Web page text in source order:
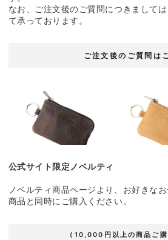
なお、ご注文後のご質問につきまして
て承っております。
ご注文後のご質問は
公式サイト限定ノベルティ
ノベルティ商品ページより、お好きな
商品と同時にご購入ください。
（10,000円以上の商品ご